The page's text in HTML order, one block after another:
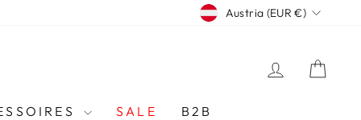
CURRENCY
Austria (EUR €)
LOG IN
SALE B2B